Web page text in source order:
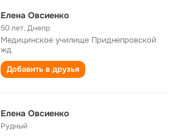
Елена Овсиенко
50 лет,Днепр
Медицинское училище Приднепровской
жд
Добавить в друзья
Елена Овсиенко
Рудный